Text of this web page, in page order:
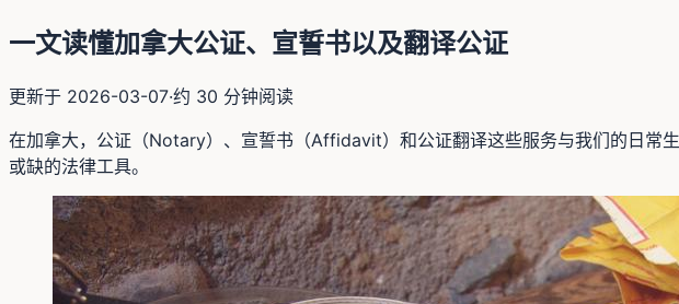
一文读懂加拿大公证、宣誓书以及翻译公证
更新于 2026-03-07·约 30 分钟阅读
在加拿大，公证（Notary）、宣誓书（Affidavit）和公证翻译这些服务与我们的日常
或缺的法律工具。